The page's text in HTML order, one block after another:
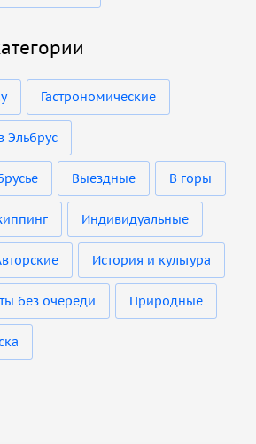
Гастрономические
Эльбрус
Выездные В горы
Индивидуальные
История и культура
без очереди Природные